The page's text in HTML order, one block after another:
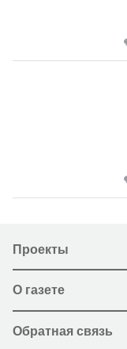
Проекты
О газете
Обратная связь